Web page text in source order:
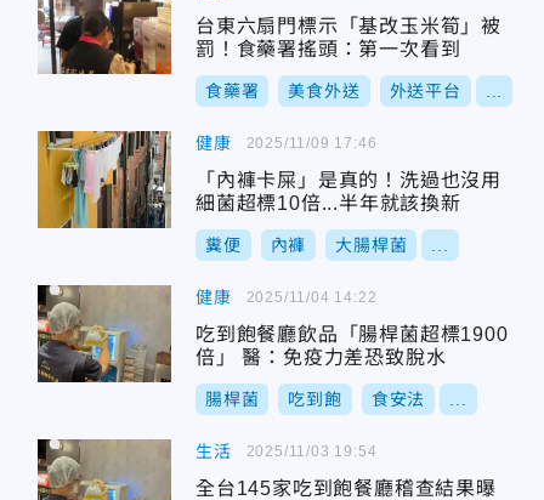
台東六扇門標示「基改玉米筍」被
罰！食藥署搖頭：第一次看到
食藥署 美食外送 外送平台
健康
「內褲卡屎」是真的！洗過也沒用
細菌超標10倍...半年就該換新
糞便 內褲 大腸桿菌
2025/11/09 17:46
健康
吃到飽餐廳飲品「腸桿菌超標1900
倍」 醫：免疫力差恐致脫水
腸桿菌 吃到飽 食安法
2025/11/04 14:22
生活
全台145家吃到飽餐廳稽查結果曝
2025/11/03 19:54